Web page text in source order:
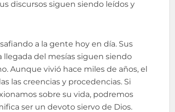
discursos siguen siendo leídos y
a la gente hoy en día. Sus
llegada del mesías siguen siendo
Aunque vivió hace miles de años, el
las creencias y procedencias. Si
sobre su vida, podremos
ser un devoto siervo de Dios.